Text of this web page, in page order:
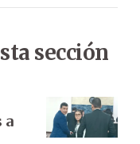
sección
a